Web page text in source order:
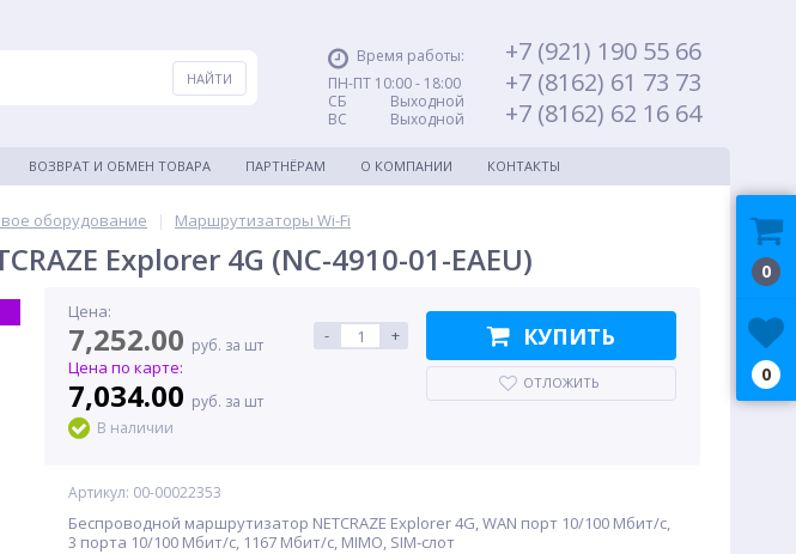
Время работы:
ПН-ПТ 10:00 - 18:00
СБ Выходной
ВС Выходной
+7 (921) 190 55 66
+7 (8162) 61 73 73
+7 (8162) 62 16 64
ВОЗВРАТ И ОБМЕН ТОВАРА ПАРТНЁРАМ О КОМПАНИИ КОНТАКТЫ
оборудование | Маршрутизаторы Wi-Fi
Explorer 4G (NC-4910-01-EAEU)
Цена:
7,252.00 руб. за шт
Цена по карте:
7,034.00 руб. за шт
В наличии
- + КУПИТЬ
ОТЛОЖИТЬ
Артикул: 00-00022353
Беспроводной маршрутизатор NETCRAZE Explorer 4G, WAN порт 10/100 Мбит/с,
3 порта 10/100 Мбит/с, 1167 Мбит/с, MIMO, SIM-слот
0
0